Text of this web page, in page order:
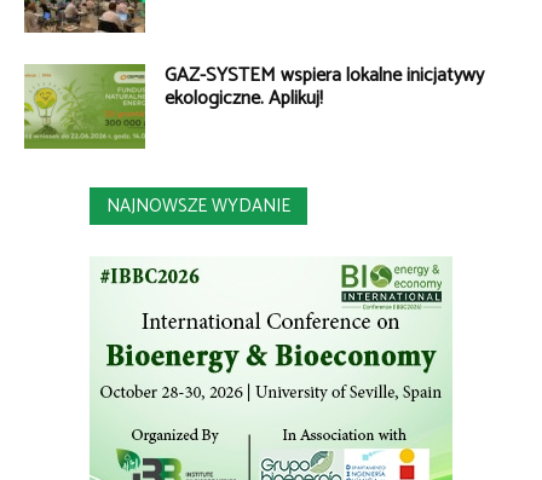
GAZ-SYSTEM wspiera lokalne inicjatywy
ekologiczne. Aplikuj!
NAJNOWSZE WYDANIE